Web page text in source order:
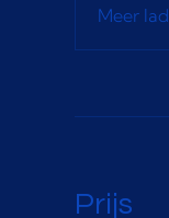
Meer
Prijs